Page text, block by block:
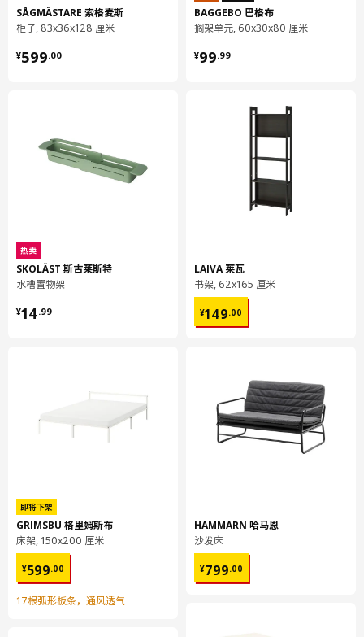
SKYDRAG 辉卓格 照明套件专为 ENHET 安纳特 系列设计，既可
作为操作台照明，又适用于在厨房内营造氛围。借助 TRÅDFRI 特
鲁菲 驱动器和无线调光器，你可以轻松开关灯具并调节光线明
可搭配 HÅLLBAR 哈尔巴 垃圾分类方案。将水槽中的垃圾倒入垃
有效减少。
洗涤槽底柜可以摆放垃圾分类装置，使用起来十分便捷，而且背面
产地见包装
请注意，需要一定的工具和准备来裁切工作台，为水槽和水龙头切
类型的固定装置。请选用适合家中墙壁的固定装置（须另购）。
包装内含有将操作台面固定到底柜的螺丝。
则，以及附近地区是否有回收设施。
家电和照明产品须另购。
必须固定到墙上，以便安全安装。不同材质的墙壁需使用不同类型
的固定装置。请选用适合家中墙壁的固定装置（须另购）。
SÅGMÄSTARE 索格麦斯
柜子, 83x36x128 厘米
¥599.00
¥ 599.00
热卖
SKOLÄST 斯古莱斯特
水槽置物架
¥14.99
¥ 14.99
即将下架
GRIMSBU 格里姆斯布
床架, 150x200 厘米
¥599.00
¥ 599.00
17根弧形板条，通风透气
BAGGEBO 巴格布
搁架单元, 60x30x80 厘米
¥99.99
¥ 99.99
LAIVA 莱瓦
书架, 62x165 厘米
¥149.00
¥ 149.00
HAMMARN 哈马恩
沙发床
¥799.00
¥ 799.00